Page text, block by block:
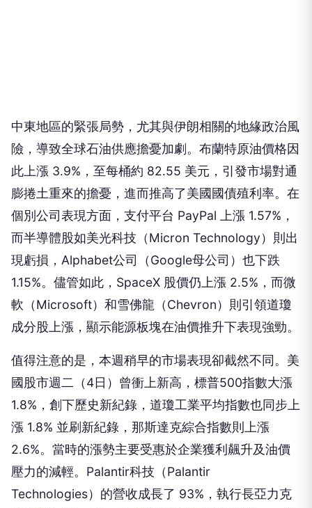
中東地區的緊張局勢，尤其與伊朗相關的地緣政治風
險，導致全球石油供應擔憂加劇。布蘭特原油價格因
此上漲 3.9%，至每桶約 82.55 美元，引發市場對通
膨捲土重來的擔憂，進而推高了美國國債殖利率。在
個別公司表現方面，支付平台 PayPal 上漲 1.57%，
而半導體股如美光科技（Micron Technology）則出
現虧損，Alphabet公司（Google母公司）也下跌
1.15%。儘管如此，SpaceX 股價仍上漲 2.5%，而微
軟（Microsoft）和雪佛龍（Chevron）則引領道瓊
成分股上漲，顯示能源板塊在油價推升下表現強勁。
值得注意的是，本週稍早的市場表現卻截然不同。美
國股市週二（4日）曾衝上新高，標普500指數大漲
1.8%，創下歷史新紀錄，道瓊工業平均指數也同步上
漲 1.8% 並刷新紀錄，那斯達克綜合指數則上漲
2.6%。當時的漲勢主要受惠於企業獲利飆升及油價
壓力的減輕。Palantir科技（Palantir
Technologies）的營收成長了 93%，執行長亞力克